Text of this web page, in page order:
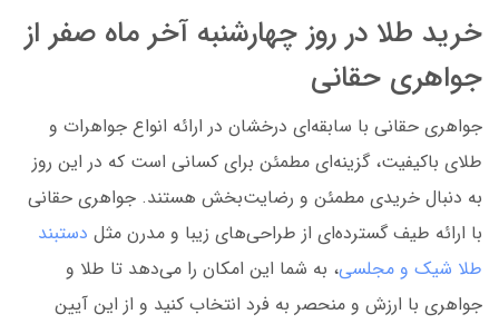
خرید طلا در روز چهارشنبه آخر ماه صفر از
جواهری حقانی
جواهری حقانی با سابقه‌ای درخشان در ارائه انواع جواهرات و
طلای باکیفیت، گزینه‌ای مطمئن برای کسانی است که در این روز
به دنبال خریدی مطمئن و رضایت‌بخش هستند. جواهری حقانی
با ارائه طیف گسترده‌ای از طراحی‌های زیبا و مدرن مثل دستبند
طلا شیک و مجلسی، به شما این امکان را می‌دهد تا طلا و
جواهری با ارزش و منحصر به فرد انتخاب کنید و از این آیین